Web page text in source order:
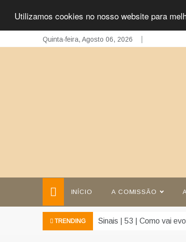
Utilizamos cookies no nosso website para
to
Quinta-feira, Agosto 06, 2026
INÍCIO A COMISSÃO
TRENDING Sinais | 53 | Como vai